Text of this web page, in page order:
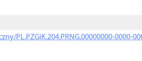
PL.PZGiK.204.PRNG.00000000-0000-